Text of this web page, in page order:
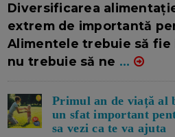
Diversificarea
extrem de importantă
Alimentele trebuie să fie
nu trebuie să ne ...
Primul an de viață al
un sfat important
sa vezi ca te va ajuta